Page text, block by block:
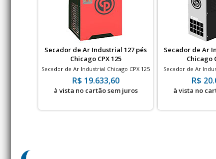
Secador de Ar Industrial 127 pés
Chicago CPX 125
Secador de Ar Industrial Chicago CPX 125
- 127 pés - 16 bar
R$ 19.633,60
à vista no cartão sem juros
Secador de Ar
Chicago
Secador de Ar
180 - 184
R$
à vista no